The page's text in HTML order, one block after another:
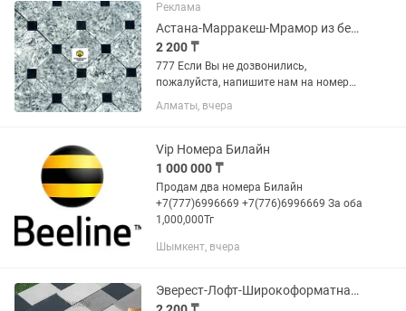
Реклама
Астана-Марракеш-Мрамор из бетона-Брусчатка-Евро-брусчатка-Плитка тротуарная
2 200 ₸
777 Если Вы не дозвонились,
пожалуйста, напишите нам на номер
Билайн, мы обязательно Вам ответим!
Тротуарная плитка (3см) 3030,3333
выше. Евробрусчатка 3см. (под...
Алматы, вчера
Vip Номера Билайн
1 000 000 ₸
Продам два номера Билайн
+7(777)6996669 +7(776)6996669 За оба
1,000,000Тг
Шымкент, вчера
Эверест-Лофт-Широкоформатная брусчатка прессованная-Тротуарная плитка